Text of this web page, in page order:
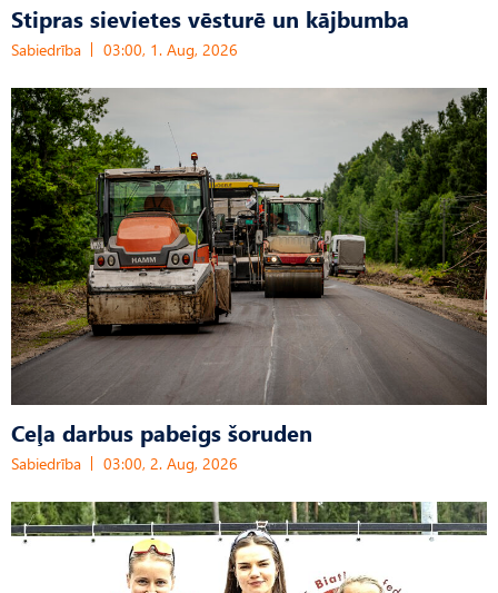
Stipras sievietes vēsturē un kājbumba
Sabiedrība 03:00, 1. Aug, 2026
Ceļa darbus pabeigs šoruden
Sabiedrība 03:00, 2. Aug, 2026